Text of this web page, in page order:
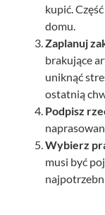
kupić.
domu.
Zaplanuj
brakujące
uniknąć
ostatnią
Podpisz
Wybierz
musi być